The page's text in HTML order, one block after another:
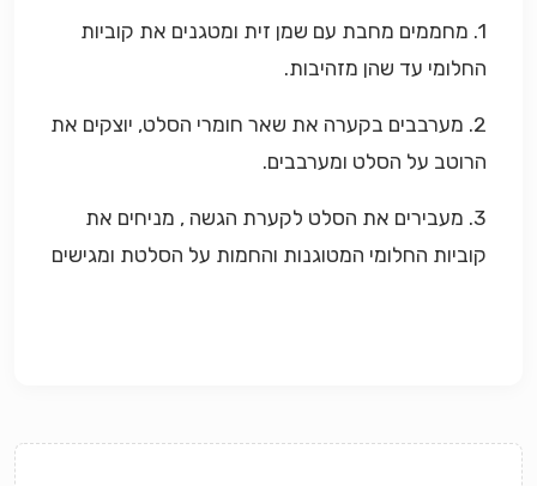
1. מחממים מחבת עם שמן זית ומטגנים את קוביות
החלומי עד שהן מזהיבות.
2. מערבבים בקערה את שאר חומרי הסלט, יוצקים את
הרוטב על הסלט ומערבבים.
3. מעבירים את הסלט לקערת הגשה , מניחים את
קוביות החלומי המטוגנות והחמות על הסלטת ומגישים